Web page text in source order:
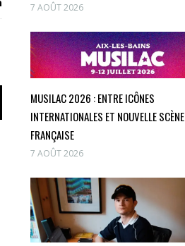
7 AOÛT 2026
MUSILAC 2026 : ENTRE ICÔNES
INTERNATIONALES ET NOUVELLE SCÈNE
FRANÇAISE
7 AOÛT 2026